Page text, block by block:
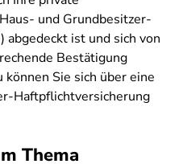
und Grundbesitzer-
ist und sich von
Bestätigung
Sie sich über eine
Haftpflichtversicherung
Thema